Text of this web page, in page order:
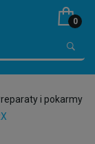
0
i pokarmy